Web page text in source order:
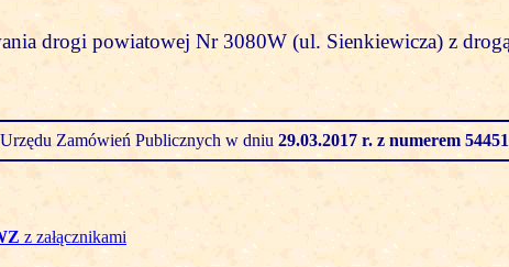
drogi powiatowej Nr 3080W (ul. Sienkiewicza) z
Urzędu Zamówień Publicznych w dniu 29.03.2017 r. z numerem
z załącznikami